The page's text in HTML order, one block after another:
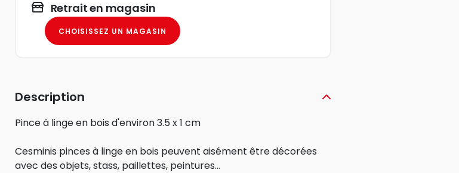
Retrait en magasin
CHOISISSEZ UN MAGASIN
Description
Pince à linge en bois d'environ 3.5 x 1 cm
Cesminis pinces à linge en bois peuvent aisément être décorées
avec des objets, stass, paillettes, peintures...